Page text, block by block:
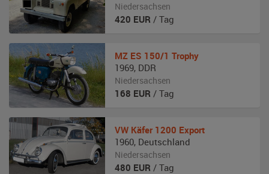
Niedersachsen
420 EUR / Tag
MZ ES 150/1 Trophy
1969, DDR
Niedersachsen
168 EUR / Tag
VW Käfer 1200 Export
1960, Deutschland
Niedersachsen
480 EUR / Tag